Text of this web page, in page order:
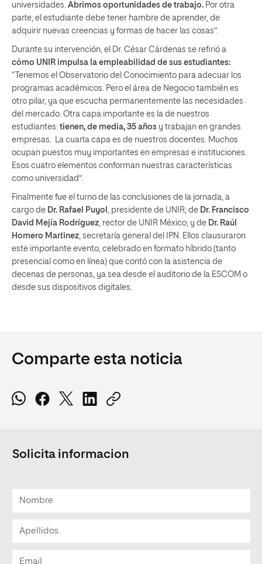
universidades. Abrimos oportunidades de trabajo. Por otra
parte, el estudiante debe tener hambre de aprender, de
adquirir nuevas creencias y formas de hacer las cosas”.
Durante su intervención, el Dr. César Cárdenas se refirió a
cómo UNIR impulsa la empleabilidad de sus estudiantes:
“Tenemos el Observatorio del Conocimiento para adecuar los
programas académicos. Pero el área de Negocio también es
otro pilar, ya que escucha permanentemente las necesidades
del mercado. Otra capa importante es la de nuestros
estudiantes: tienen, de media, 35 años y trabajan en grandes
empresas. La cuarta capa es de nuestros docentes. Muchos
ocupan puestos muy importantes en empresas e instituciones.
Esos cuatro elementos conforman nuestras características
como universidad”.
Finalmente fue el turno de las conclusiones de la jornada, a
cargo de Dr. Rafael Puyol , presidente de UNIR; de Dr. Francisco
David Mejía Rodríguez , rector de UNIR México; y de Dr. Raúl
Homero Martinez , secretaría general del IPN. Ellos clausuraron
este importante evento, celebrado en formato híbrido (tanto
presencial como en línea) que contó con la asistencia de
decenas de personas, ya sea desde el auditorio de la ESCOM o
desde sus dispositivos digitales.
Comparte esta noticia
Solicita informacion